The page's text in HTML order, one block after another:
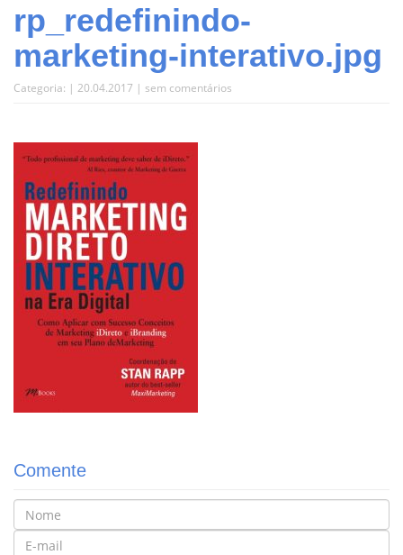
rp_redefinindo-
marketing-interativo.jpg
Categoria: | 20.04.2017 | sem comentários
Comente